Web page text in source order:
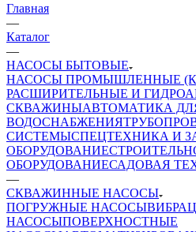
Главная
—
Каталог
—
НАСОСЫ БЫТОВЫЕ
НАСОСЫ ПРОМЫШЛЕННЫЕ
РАСШИРИТЕЛЬНЫЕ И
СКВАЖИНЫАВТОМАТИКА
ВОДОСНАБЖЕНИЯ
СИСТЕМЫСПЕЦТЕХНИКА И
ОБОРУДОВАНИЕ
ОБОРУДОВАНИЕСАДОВАЯ
—
СКВАЖИННЫЕ НАСОСЫ
ПОГРУЖНЫЕ НАСОСЫ
НАСОСЫПОВЕРХНОСТНЫЕ